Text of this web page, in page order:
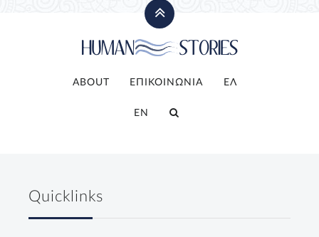
ABOUT ΕΠΙΚΟΙΝΩΝΙΑ ΕΛ
EN
Quicklinks